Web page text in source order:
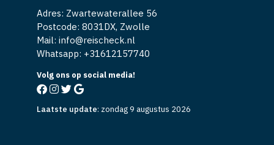
Adres: Zwartewaterallee 56
Postcode: 8031DX, Zwolle
Mail: info@reischeck.nl
Whatsapp: +31612157740
Volg ons op social media!
Laatste update: zondag 9 augustus 2026